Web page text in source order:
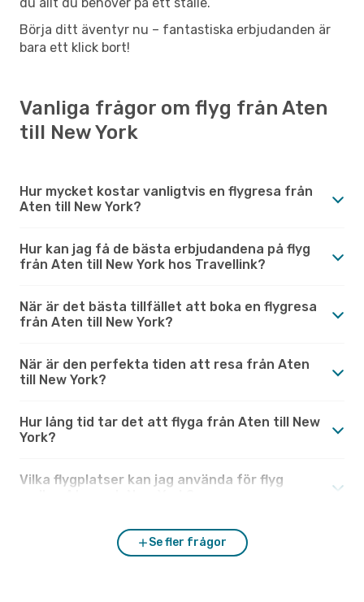
Börja ditt äventyr nu – fantastiska erbjudanden är
bara ett klick bort!
Vanliga frågor om flyg från Aten
till New York
Hur mycket kostar vanligtvis en flygresa från
Aten till New York?
Hur kan jag få de bästa erbjudandena på flyg
från Aten till New York hos Travellink?
När är det bästa tillfället att boka en flygresa
från Aten till New York?
När är den perfekta tiden att resa från Aten
till New York?
Hur lång tid tar det att flyga från Aten till New
York?
Vilka flygplatser kan jag använda för flyg
Se fler frågor